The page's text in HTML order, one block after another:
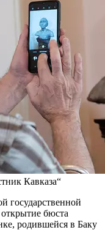
Кавказа“
государственной
бюста
родившейся в Баку